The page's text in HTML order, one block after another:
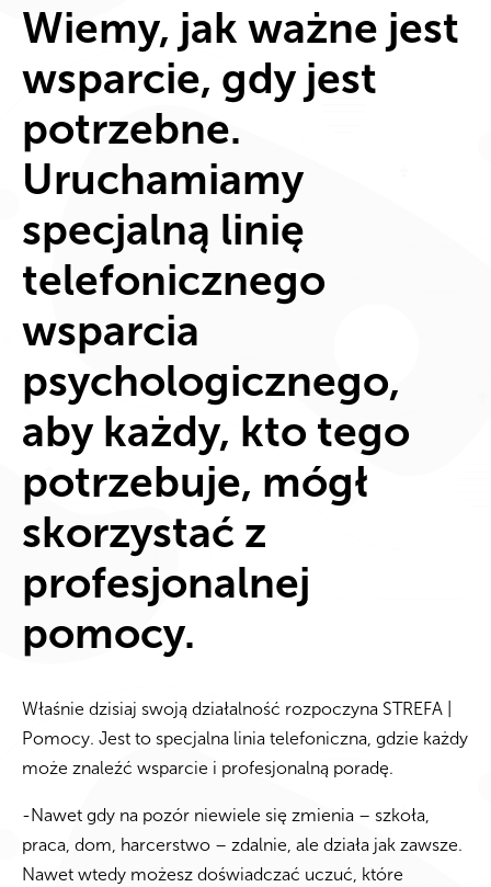
Wiemy, jak ważne jest
wsparcie, gdy jest
potrzebne.
Uruchamiamy
specjalną linię
telefonicznego
wsparcia
psychologicznego,
aby każdy, kto tego
potrzebuje, mógł
skorzystać z
profesjonalnej
pomocy.
Właśnie dzisiaj swoją działalność rozpoczyna STREFA |
Pomocy. Jest to specjalna linia telefoniczna, gdzie każdy
może znaleźć wsparcie i profesjonalną poradę.
-Nawet gdy na pozór niewiele się zmienia – szkoła,
praca, dom, harcerstwo – zdalnie, ale działa jak zawsze.
Nawet wtedy możesz doświadczać uczuć, które